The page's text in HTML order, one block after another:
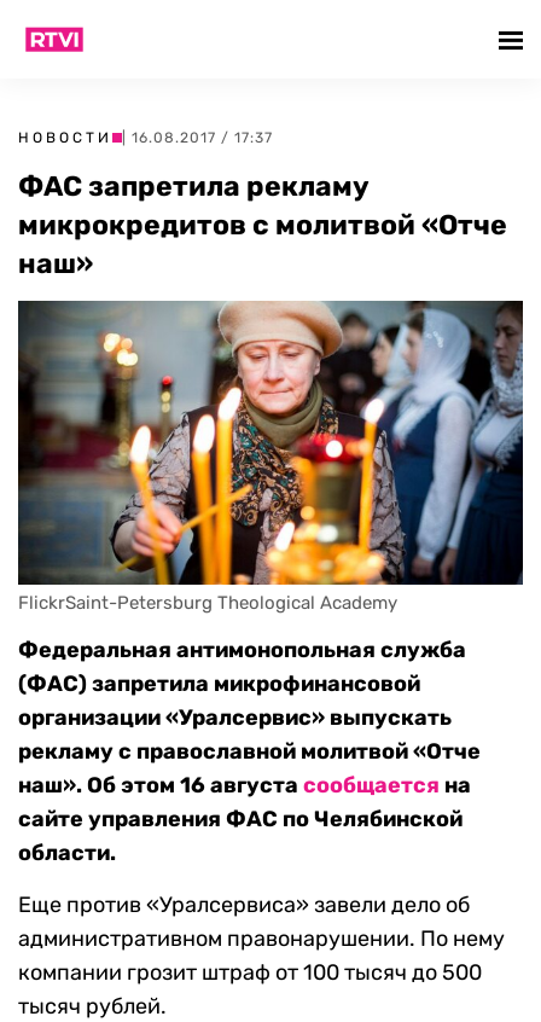
НОВОСТИ | 16.08.2017 / 17:37
ФАС запретила рекламу
микрокредитов с молитвой «Отче
наш»
FlickrSaint-Petersburg Theological Academy
Федеральная антимонопольная служба
(ФАС) запретила микрофинансовой
организации «Уралсервис» выпускать
рекламу с православной молитвой «Отче
наш». Об этом 16 августа сообщается на
сайте управления ФАС по Челябинской
области.
Еще против «Уралсервиса» завели дело об
административном правонарушении. По нему
компании грозит штраф от 100 тысяч до 500
тысяч рублей.